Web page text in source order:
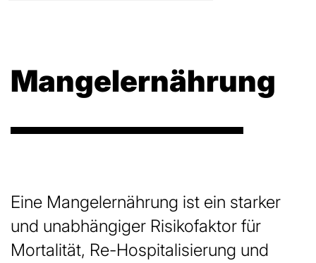
Mangelernährung
Eine Mangelernährung ist ein starker
und unabhängiger Risikofaktor für
Mortalität, Re-Hospitalisierung und